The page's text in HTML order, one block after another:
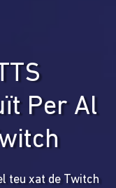
Per Al
teu xat de Twitch